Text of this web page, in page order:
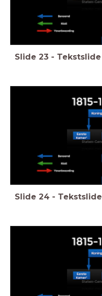
Slide 23 - Tekstslide
Slide 24 - Tekstslide